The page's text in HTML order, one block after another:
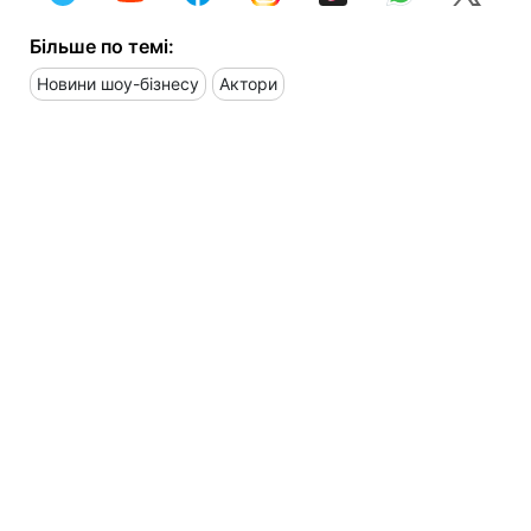
Більше по темі:
Новини шоу-бізнесу Актори